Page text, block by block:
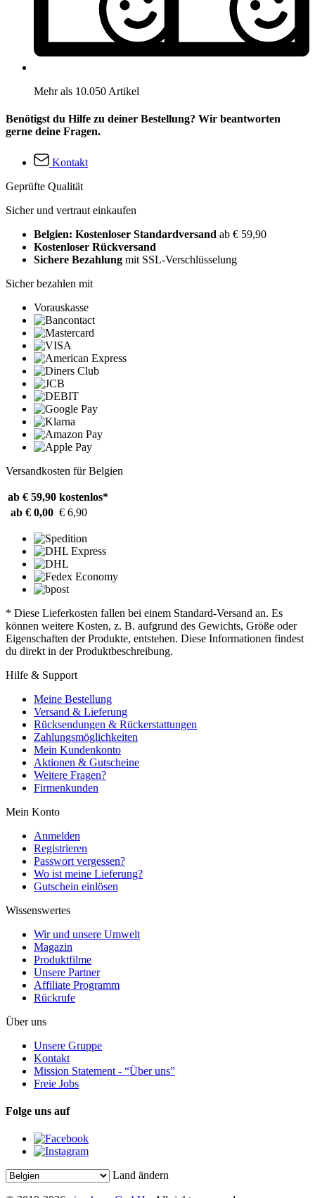
Mehr als 10.050 Artikel
Benötigst du Hilfe zu deiner Bestellung? Wir beantworten
gerne deine Fragen.
Kontakt
Geprüfte Qualität
Sicher und vertraut einkaufen
Belgien: Kostenloser Standardversand ab € 59,90
Kostenloser Rückversand
Sichere Bezahlung mit SSL-Verschlüsselung
Sicher bezahlen mit
Vorauskasse
Versandkosten für Belgien
ab € 59,90 kostenlos*
ab € 0,00 € 6,90
* Diese Lieferkosten fallen bei einem Standard-Versand an. Es
können weitere Kosten, z. B. aufgrund des Gewichts, Größe oder
Eigenschaften der Produkte, entstehen. Diese Informationen findest
du direkt in der Produktbeschreibung.
Hilfe & Support
Meine Bestellung
Versand & Lieferung
Rücksendungen & Rückerstattungen
Zahlungsmöglichkeiten
Mein Kundenkonto
Aktionen & Gutscheine
Weitere Fragen?
Firmenkunden
Mein Konto
Anmelden
Registrieren
Passwort vergessen?
Wo ist meine Lieferung?
Gutschein einlösen
Wissenswertes
Wir und unsere Umwelt
Magazin
Produktfilme
Unsere Partner
Affiliate Programm
Rückrufe
Über uns
Unsere Gruppe
Kontakt
Mission Statement - “Über uns”
Freie Jobs
Folge uns auf
Land ändern